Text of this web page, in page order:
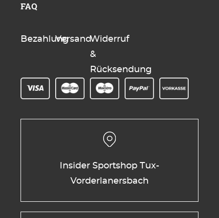
FAQ
BezahlungVersandWiderruf
&
Rücksendung
Insider Sportshop Tux-
Vorderlanersbach